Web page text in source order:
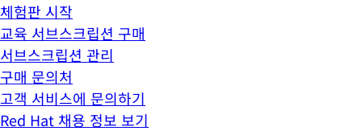
체험판 시작
교육 서브스크립션 구매
서브스크립션 관리
구매 문의처
고객 서비스에 문의하기
Red Hat 채용 정보 보기